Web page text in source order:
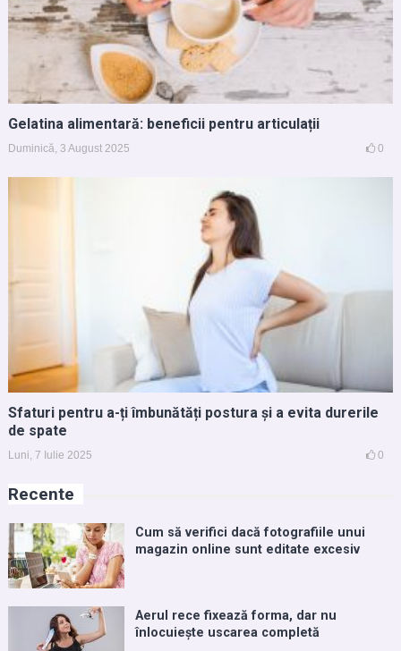
Gelatina alimentară: beneficii pentru articulații
Duminică, 3 August 2025 0
Sfaturi pentru a-ți îmbunătăți postura și a evita durerile
de spate
Luni, 7 Iulie 2025 0
Recente
Cum să verifici dacă fotografiile unui
magazin online sunt editate excesiv
Aerul rece fixează forma, dar nu
înlocuiește uscarea completă